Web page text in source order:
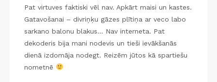
Pat virtuves faktiski vēl nav. Apkārt maisi un kastes.
Gatavošanai – divriņķu gāzes plītiņa ar veco labo
sarkano balonu blakus… Nav interneta. Pat
dekoderis bija mani nodevis un tieši ievākšanās
dienā izdomāja nodegt. Reizēm jūtos kā spartiešu
nometnē